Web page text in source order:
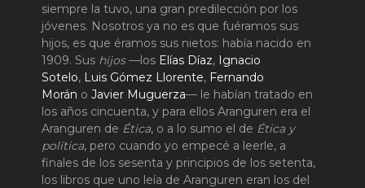
siempre la tuvo, una gran predilección por los
jóvenes. Nosotros ya no es que fuéramos sus
hijos, es que éramos sus nietos: había nacido en
1909. Sus hijos—los Elías Díaz, Ignacio
Sotelo, Luis Gómez Llorente, Fernando
Morán o Javier Muguerza— le habían tratado en
los años cincuenta, y para ellos Aranguren era el
Aranguren de Ética, o a lo sumo el de Ética y
política, pero cuando yo empecé a leerle, a
finales de los sesenta y principios de los setenta,
los libros que uno leía de Aranguren eran los del